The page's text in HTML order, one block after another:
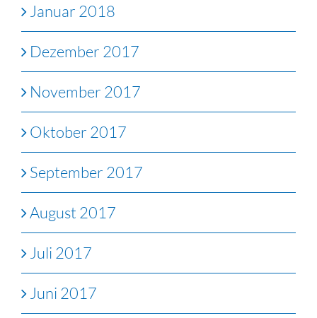
Januar 2018
Dezember 2017
November 2017
Oktober 2017
September 2017
August 2017
Juli 2017
Juni 2017